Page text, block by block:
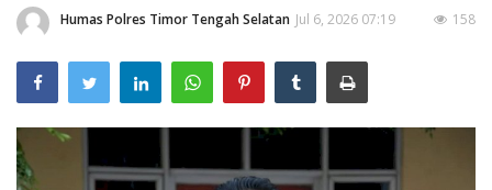
Lantas
Giat Ops
Polisi Kita
Jurnal Kamtibmas
Humas Polres Timor Tengah Selatan Jul 6, 2026 07:19 158